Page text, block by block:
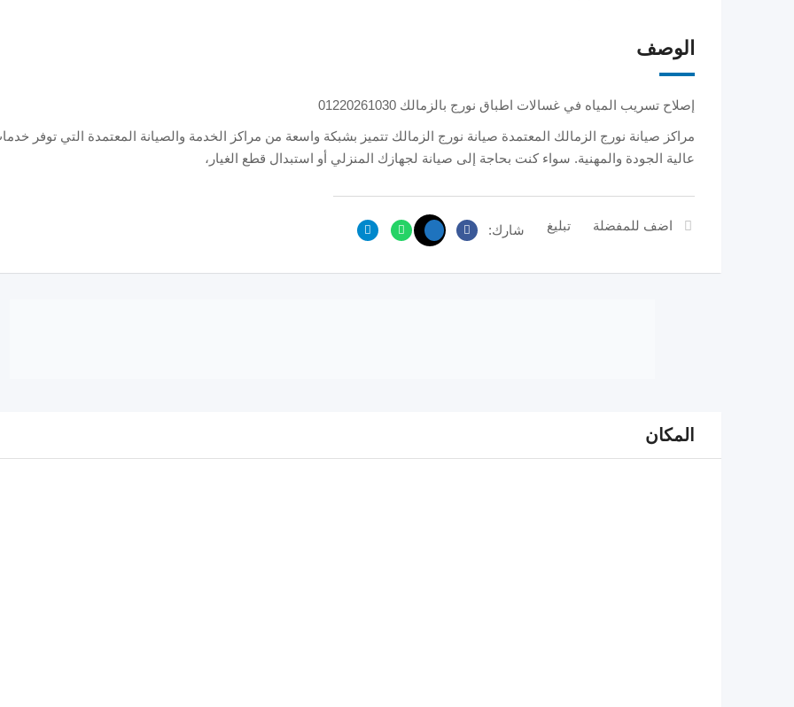
الوصف
إصلاح تسريب المياه في غسالات اطباق نورج بالزمالك 01220261030
مراكز صيانة نورج الزمالك المعتمدة صيانة نورج الزمالك تتميز بشبكة واسعة من مراكز الخدمة والصيانة المعتمدة التي توفر
عالية الجودة والمهنية. سواء كنت بحاجة إلى صيانة لجهازك المنزلي أو استبدال قطع الغيار،
اضف للمفضلة تبليغ شارك:
المكان